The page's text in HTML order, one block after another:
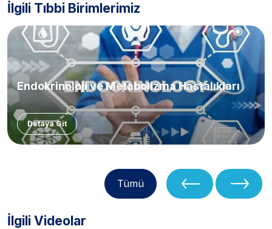
İlgili Tıbbi Birimlerimiz
Endokrinoloji ve Metabolizma Hastalıkları
Detaya Git
Tümü
İlgili Videolar